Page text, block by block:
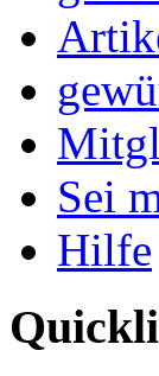
Sei
Hilfe